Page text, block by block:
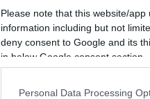
Please note that this website/
information including but not
deny consent to Google and its
in below Google consent section.
Personal Data Processing